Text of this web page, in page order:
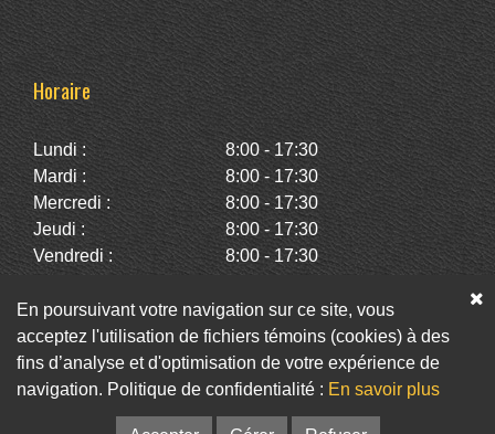
Horaire
Lundi :
8:00 - 17:30
Mardi :
8:00 - 17:30
Mercredi :
8:00 - 17:30
Jeudi :
8:00 - 17:30
Vendredi :
8:00 - 17:30
Dimanche :
Fermé
Facebook Twitter Infolettre
En poursuivant votre navigation sur ce site, vous
acceptez l'utilisation de fichiers témoins (cookies) à des
fins d’analyse et d'optimisation de votre expérience de
navigation. Politique de confidentialité : En savoir plus